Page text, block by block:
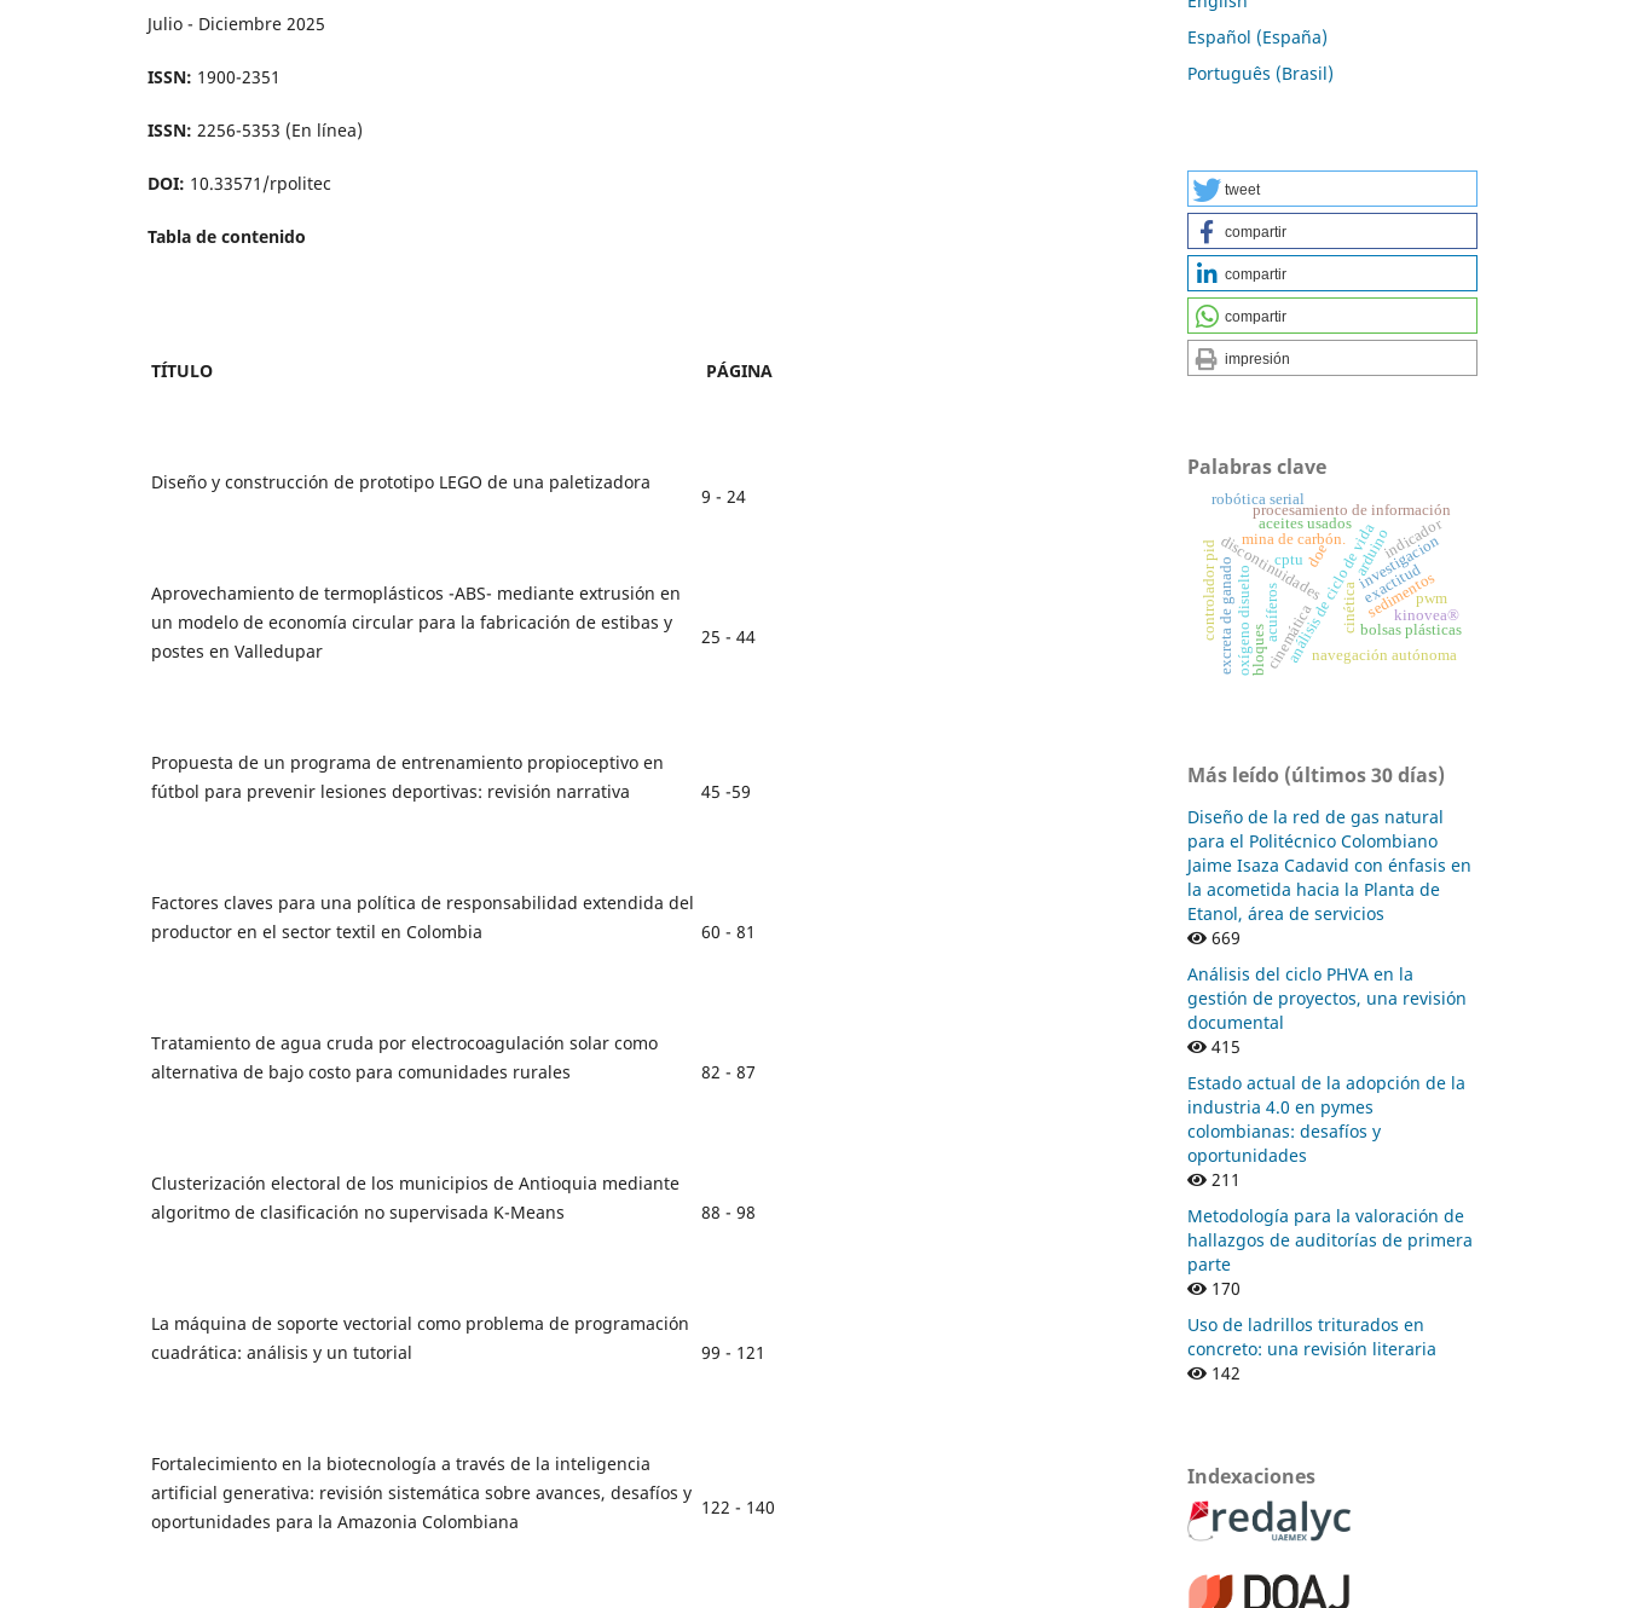
Julio - Diciembre 2025
ISSN: 1900-2351
ISSN: 2256-5353 (En línea)
DOI: 10.33571/rpolitec
Tabla de contenido
TÍTULO PÁGINA
Diseño y construcción de prototipo LEGO de una paletizadora
9 - 24
Aprovechamiento de termoplásticos -ABS- mediante extrusión en
un modelo de economía circular para la fabricación de estibas y
postes en Valledupar
25 - 44
Propuesta de un programa de entrenamiento propioceptivo en
fútbol para prevenir lesiones deportivas: revisión narrativa
45 -59
Factores claves para una política de responsabilidad extendida del
productor en el sector textil en Colombia
60 - 81
Tratamiento de agua cruda por electrocoagulación solar como
alternativa de bajo costo para comunidades rurales
82 - 87
Clusterización electoral de los municipios de Antioquia mediante
algoritmo de clasificación no supervisada K-Means
88 - 98
La máquina de soporte vectorial como problema de programación
cuadrática: análisis y un tutorial
99 - 121
Fortalecimiento en la biotecnología a través de la inteligencia
artificial generativa: revisión sistemática sobre avances, desafíos y
oportunidades para la Amazonia Colombiana
122 - 140
Español (España)
Português (Brasil)
tweet
compartir
compartir
compartir
impresión
Palabras clave
investigacion
arduino
análisis de ciclo de vida
procesamiento de información
discontinuidades
navegación autónoma
cptu
exactitud
oxígeno disuelto sedimentos
kinovea®
cinemática cinética bolsas plásticas
acuíferos
mina de carbón.
excreta de ganado
aceites usados
bloques
indicador
doe
robótica serial
pwm
controlador pid
Más leído (últimos 30 días)
Diseño de la red de gas natural
para el Politécnico Colombiano
Jaime Isaza Cadavid con énfasis en
la acometida hacia la Planta de
Etanol, área de servicios
669
Análisis del ciclo PHVA en la
gestión de proyectos, una revisión
documental
415
Estado actual de la adopción de la
industria 4.0 en pymes
colombianas: desafíos y
oportunidades
211
Metodología para la valoración de
hallazgos de auditorías de primera
parte
170
Uso de ladrillos triturados en
concreto: una revisión literaria
142
Indexaciones